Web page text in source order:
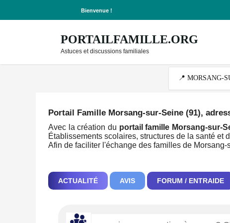
Bienvenue !
PORTAILFAMILLE.ORG
Astuces et discussions familiales
Portail Famille Morsang-sur-Seine (91),
Avec la création du portail famille Morsang-sur-
Établissements scolaires, structures de la santé et
Afin de faciliter l'échange des familles de
ACTUALITÉ AVIS FORUM / ENTRAIDE